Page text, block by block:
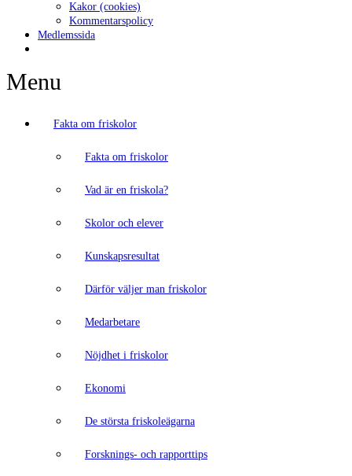
Kakor (cookies)
Kommentarspolicy
Medlemssida
Menu
Fakta om friskolor
Fakta om friskolor
Vad är en friskola?
Skolor och elever
Kunskapsresultat
Därför väljer man friskolor
Medarbetare
Nöjdhet i friskolor
Ekonomi
De största friskoleägarna
Forsknings- och rapporttips